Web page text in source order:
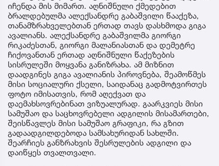
იჩენდა მის მიმართ. აღნიშნული ქმედებით
ბრალდებულმა ალექსანდრე გაბაშვილი წააქეზა,
თანამზრახველებთან ერთად თავს დასხმოდა გიგა
ავალიანს. ალექსანდრე გაბაშვილმა გიორგი
რიკაძესთან, გიორგი მალანიასთან და დემეტრე
ჩიქოვანთან ერთად აღნიშნული წაქეზების
სისრულეში მოყვანა განიზრახა. ამ მიზნით
დაადგინეს გიგა ავალიანის პიროვნება, შეამოწმეს
მისი სოციალური ქსელი, საიდანაც გადმოტვირთეს
ფოტო იმისათვის, რომ აღექვათ და
დაემახსოვრებინათ ვიზუალურად. გაარკვიეს მისი
სამუშაო და საცხოვრებელი ადგილის მისამართები,
შეისწავლეს მისი სამუშაო გრაფიკი, რა გზით
გადაადგილდებოდა სამსახურიდან სახლში.
შეარჩიეს განზრახვის შესრულების ადგილი და
დაიწყეს თვალთვალი.